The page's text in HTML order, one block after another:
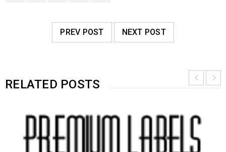
PREV POST NEXT POST
RELATED POSTS